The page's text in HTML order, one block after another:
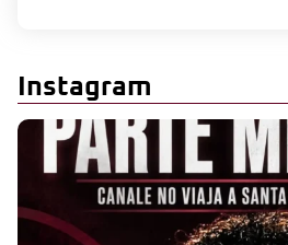
Instagram